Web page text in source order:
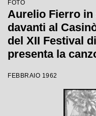
FOTO
Aurelio Fierro in
davanti al
del XII Festival
presenta la
FEBBRAIO 1962